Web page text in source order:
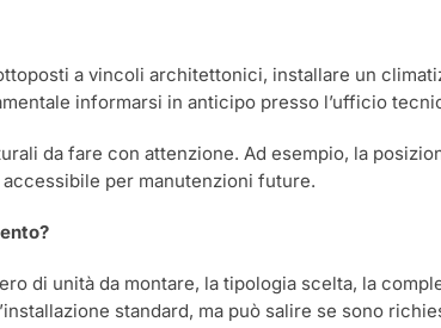
a vincoli architettonici, installare un
informarsi in anticipo presso l’ufficio
da fare con attenzione. Ad esempio, la
per manutenzioni future.
di unità da montare, la tipologia scelta, la
standard, ma può salire se sono